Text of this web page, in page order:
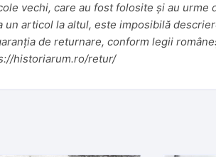
vechi, care au fost folosite și au
articol la altul, este imposibilă
de returnare, conform legii
historiarum.ro/retur/